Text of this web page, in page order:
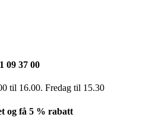
09 37 00
til 16.00. Fredag til 15.30
og få 5 % rabatt